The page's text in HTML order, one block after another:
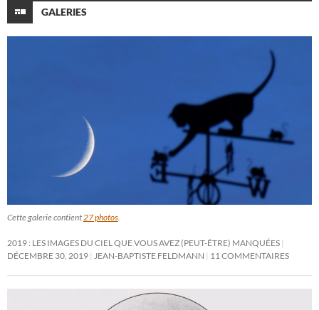
GALERIES
Cette galerie contient 27 photos
2019 : LES IMAGES DU CIEL QUE VOUS AVEZ (PEUT-ÊTRE) MANQUÉES
DÉCEMBRE 30, 2019
JEAN-BAPTISTE FELDMANN 11 COMMENTAIRES